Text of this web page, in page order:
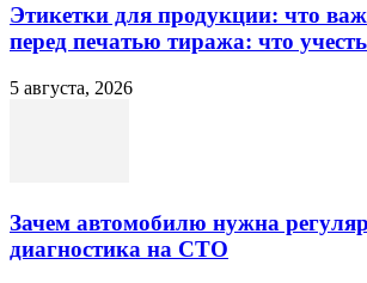
Этикетки для продукции: что
перед печатью тиража: что
5 августа, 2026
Зачем автомобилю нужна
диагностика на СТО